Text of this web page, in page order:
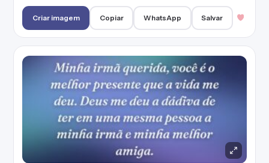
Criar imagem Copiar WhatsApp Salvar